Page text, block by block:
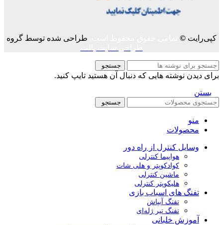
کپی‌رایت ©
طراحی شده توسط گروه
جستجو
برای دیدن نوشته هایی که دنبال آن هستید تایپ کنید.
بستن
جستجو
منو
محصولات
وسایل کنترل از راه دور
هواپیما کنترلی
کوادکوپتر و هلی شات
ماشین کنترلی
هلیکوپتر کنترلی
تفنگ های اسباب بازی
تفنگ آبپاش
تفنگ تیر ژله‌ای
آموزش خلبانی